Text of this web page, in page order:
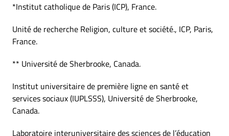
*Institut catholique de Paris (ICP), France.
Unité de recherche Religion, culture et société., ICP, Paris,
France.
** Université de Sherbrooke, Canada.
Institut universitaire de première ligne en santé et
services sociaux (IUPLSSS), Université de Sherbrooke,
Canada.
Laboratoire interuniversitaire des sciences de l’éducation